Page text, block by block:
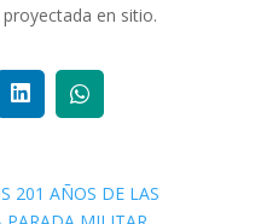
en sitio.